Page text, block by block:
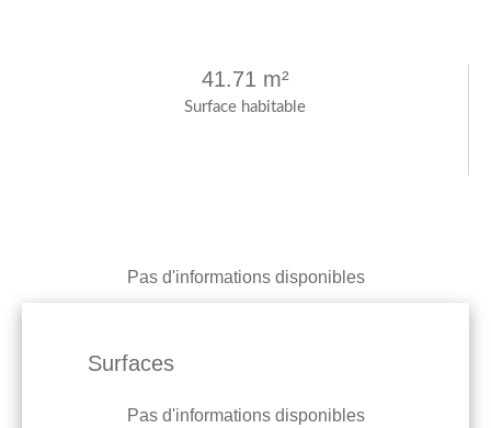
Surface habitable
41.71 m²
Pas d'informations disponibles
Surfaces
Pas d'informations disponibles